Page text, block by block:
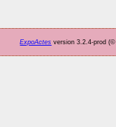
ExpoActes version 3.2.4-prod (©